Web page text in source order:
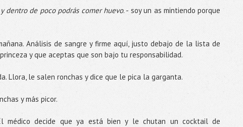
dentro de poco podrás comer huevo. - soy un as mintiendo porque
Análisis de sangre y firme aquí, justo debajo de la lista de
y que aceptas que son bajo tu responsabilidad.
Llora, le salen ronchas y dice que le pica la garganta.
y más picor.
médico decide que ya está bien y le chutan un cocktail de